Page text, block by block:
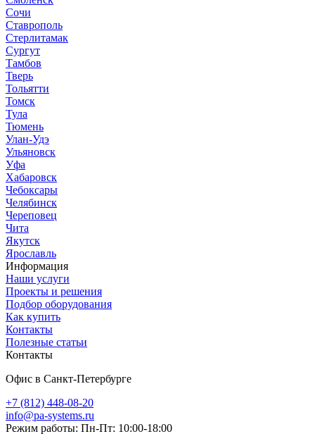
Сочи
Ставрополь
Стерлитамак
Сургут
Тамбов
Тверь
Тольятти
Томск
Тула
Тюмень
Улан-Удэ
Ульяновск
Уфа
Хабаровск
Чебоксары
Челябинск
Череповец
Чита
Якутск
Ярославль
Информация
Наши услуги
Проекты и решения
Подбор оборудования
Как купить
Контакты
Полезные статьи
Контакты
Офис в Санкт-Петербурге
+7 (812) 448-08-20
info@pa-systems.ru
Режим работы: Пн-Пт: 10:00-18:00